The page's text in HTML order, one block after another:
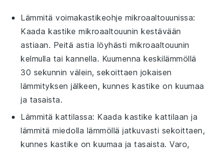
Lämmitävoimakastikeohje mikroaaltouunissa:
Kaada kastike mikroaaltouunin kestävään
astiaan. Peitä astia löyhästimikroaaltouunin
kelmulla tai kannella. Kuumenna keskilämmöllä
30 sekunnin välein, sekoittaen jokaisen
lämmityksen jälkeen, kunnes kastike on kuumaa
ja tasaista.
Lämmitäkattilassa: Kaada kastike kattilaan ja
lämmitä miedolla lämmöllä jatkuvasti sekoittaen,
kunnes kastike on kuumaa ja tasaista. Varo,